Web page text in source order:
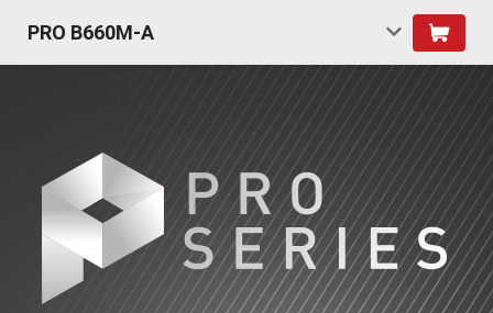
PRO B660M-A